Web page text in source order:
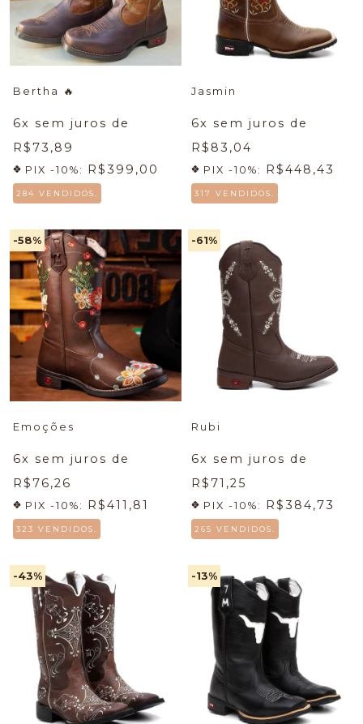
Bertha 🔥
6x sem juros de
R$73,89
PIX -10%: R$399,00
284 VENDIDOS.
Jasmin
6x sem juros de
R$83,04
PIX -10%: R$448,43
317 VENDIDOS.
-58%
Emoções
6x sem juros de
R$76,26
PIX -10%: R$411,81
323 VENDIDOS.
-61%
Rubi
6x sem juros de
R$71,25
PIX -10%: R$384,73
265 VENDIDOS.
-43% -13%